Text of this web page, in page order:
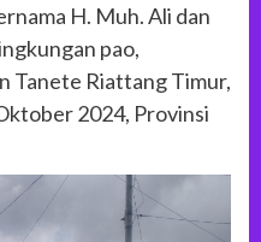
H. Muh. Ali dan
pao,
Tanete Riattang Timur,
2024, Provinsi